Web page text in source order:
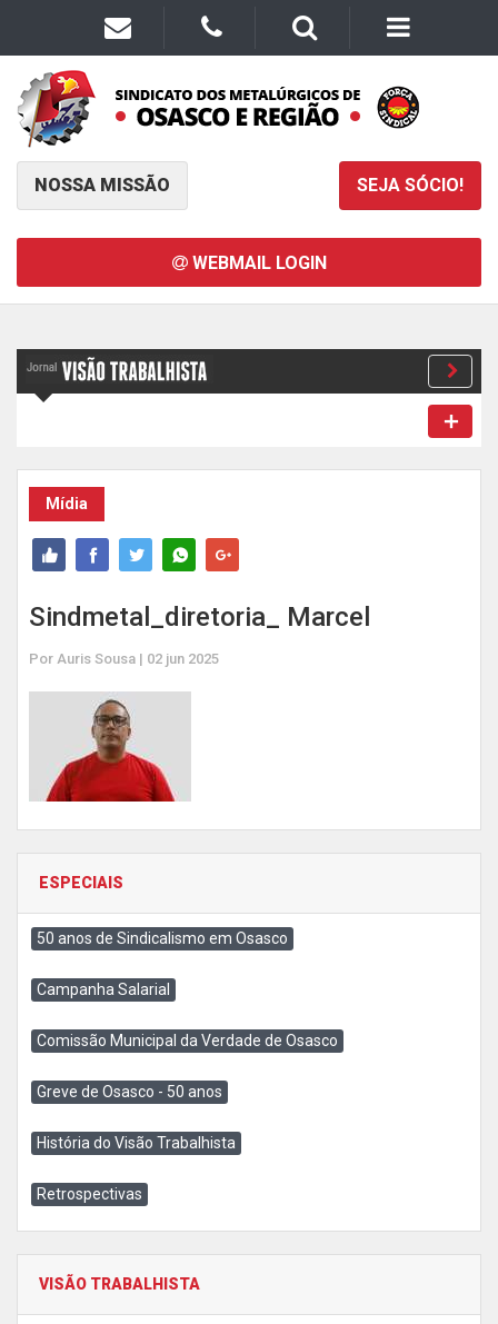
NOSSA MISSÃO SEJA SÓCIO!
WEBMAIL LOGIN
Mídia
Sindmetal_diretoria_ Marcel
Por Auris Sousa | 02 jun 2025
ESPECIAIS
50 anos de Sindicalismo em Osasco
Campanha Salarial
Comissão Municipal da Verdade de Osasco
Greve de Osasco - 50 anos
História do Visão Trabalhista
Retrospectivas
VISÃO TRABALHISTA